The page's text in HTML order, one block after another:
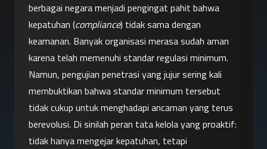
berbagai negara menjadi pengingat pahit bahwa
kepatuhan (compliance) tidak sama dengan
keamanan. Banyak organisasi merasa sudah aman
karena telah memenuhi standar regulasi minimum.
Namun, pengujian penetrasi yang jujur sering kali
membuktikan bahwa standar minimum tersebut
tidak cukup untuk menghadapi ancaman yang terus
berevolusi. Di sinilah peran tata kelola yang proaktif:
tidak hanya mengejar kepatuhan, tetapi